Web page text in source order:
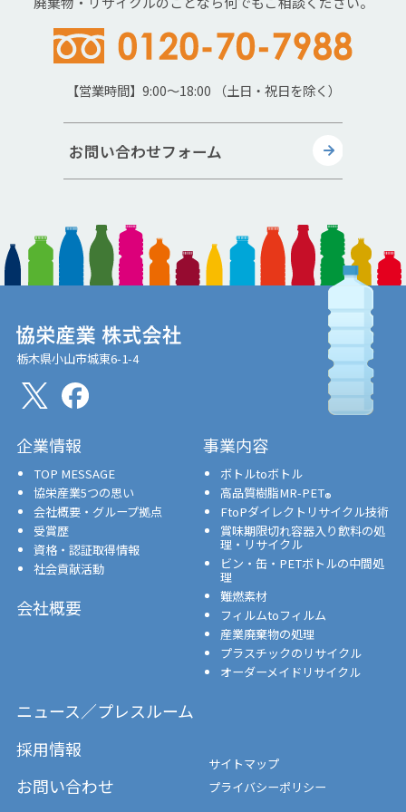
【営業時間】9:00～18:00 （土日・祝日を除く）
お問い合わせフォーム
栃木県小山市城東6-1-4
企業情報
TOP MESSAGE
協栄産業5つの思い
会社概要・グループ拠点
受賞歴
資格・認証取得情報
社会貢献活動
会社概要
事業内容
ボトルtoボトル
高品質樹脂MR-PET®
FtoPダイレクトリサイクル技術
賞味期限切れ容器入り飲料の処
理・リサイクル
ビン・缶・PETボトルの中間処
理
難燃素材
フィルムtoフィルム
産業廃棄物の処理
プラスチックのリサイクル
オーダーメイドリサイクル
ニュース／プレスルーム
採用情報
お問い合わせ
サイトマップ
プライバシーポリシー